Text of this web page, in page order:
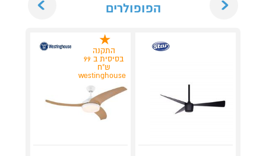
הפופולרים
התקנה
בסיסית ב 99
ש"ח
westinghouse